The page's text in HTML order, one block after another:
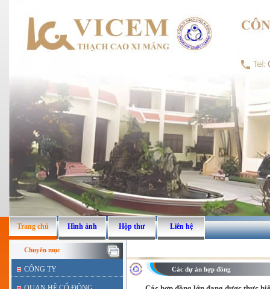
Trang chủ Hình ảnh Hộp thư Liên hệ
Chuyên mục
CÔNG TY Các dự án hợp đồng